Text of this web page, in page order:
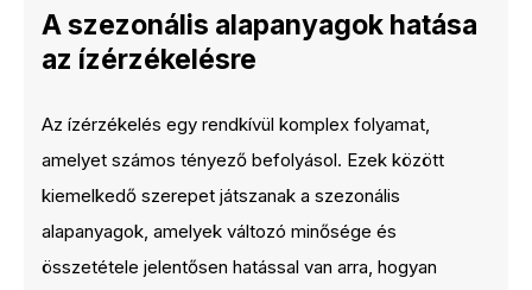
A szezonális alapanyagok hatása
az ízérzékelésre
Az ízérzékelés egy rendkívül komplex folyamat,
amelyet számos tényező befolyásol. Ezek között
kiemelkedő szerepet játszanak a szezonális
alapanyagok, amelyek változó minősége és
összetétele jelentősen hatással van arra, hogyan